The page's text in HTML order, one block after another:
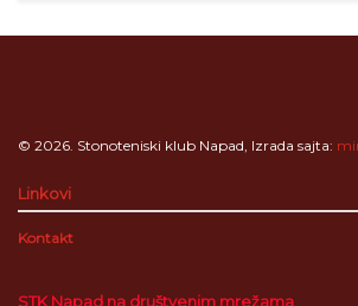
© 2026. Stonoteniski klub Napad, Izrada sajta:
Linkovi
Kontakt
STK Napad na društvenim mrežama